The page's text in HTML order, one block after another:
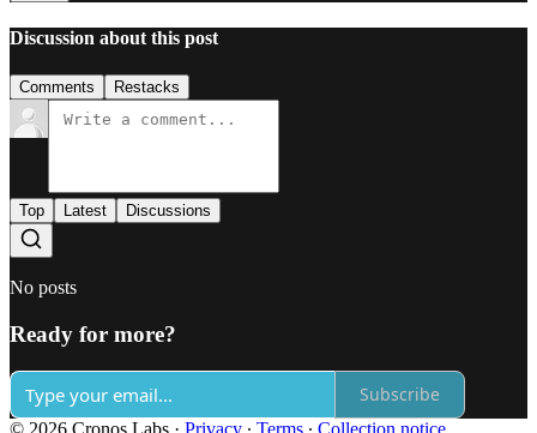
Discussion about this post
Comments Restacks
Top Latest Discussions
No posts
Ready for more?
Subscribe
© 2026 Cronos Labs · Privacy ∙ Terms ∙ Collection notice